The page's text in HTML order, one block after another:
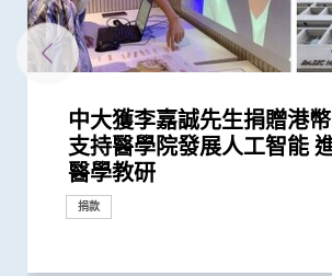
中大獲李嘉誠先生捐贈港
支持醫學院發展人工智能
醫學教研
捐款
香港中文大學感謝李嘉誠先
捐助3千萬港元提升中大李
學研究所科研空間及設施
捐款
中大研究揭示嬰兒早期表觀
腸道微生態 或影響日後腦
研究
中大首創透過調節腸道菌
兒童焦慮及感官過敏症狀
研究
中大研究指出過度清潔消毒
過敏症風險
研究
中大醫學院研究指出腸道益
鏈脂肪酸 能提升免疫力對
他病毒感染
研究
中大利用腸道微生物辨別慢
研究
中大研究揭示患妊娠糖尿病
生態改變 影響嬰兒早期神
研究
中大利用腸道微生物開發精
自閉症有助及早評估自閉
導臨床研究顯示調節腸道微
研究
陳家亮教授獲頒「光華工
中國工程界最高榮譽 本屆
生」領域唯一香港學者
獎項及榮譽
中大醫學院兩學者當選歐洲
院士 成2024年「醫學及獸
有來自香港的學者
獎項及榮譽
陳德章教授獲歐洲腫瘤學會
成就獎」 表彰其對全球鼻
領導地位及重大貢獻
獎項及榮譽
中大醫學院一期臨床研究中
年 完成逾150項早期臨床試
症及糖尿病患者確立新治療
研究
中大醫學院建立國際認可
推動香港成為大灣區新醫
里程碑
中大醫學院大型臨床研究證
囊活菌配方SIM01有效紓緩
研究
中大醫學院腸胃科率領全球
定臨床指引 以「非入侵性
物」篩查大腸癌
研究
中大醫學院進行亞洲最大型
推算生殖系統徵狀如性功能
40萬港人
研究
中大醫學院就行政長官今日
發表2022施政報告的回應
回應
中大醫學院獲醫管局支持開
大型長新冠研究 協助政府
的長新冠醫療服務
研究
中大醫學院就2022-23財政
應
回應
澄清 -- 中大醫學院澄清啟事
回應
中大嶄新技術 以糞便細菌
腸癌及瘜肉復發 靈敏度逾
研究
中大醫學院研究指出優化腸
望提升新冠疫苗安全及成效
研究
中大發現新冠患者的腸道內
免疫力的益菌 八成新冠患
新冠」症狀 腸道微生態失衡
研究
四成港人腸道微生態失衡情
者類似 中大研發「微生態
方」證有效促進新冠患者康
研究
中大證新冠嬰孩患者糞便
隱形傳播者 成立新冠病毒
力為嬰幼兒作糞便檢測
研究
中大全球首證新冠患者腸道
衡狀況 成功研發益生菌配
微生態 有望增強免疫力
研究
中大醫學院為機場抵港人士
便檢測服務 首階段以兒童
標 助揪出感染新型冠狀病
臨床服務
中大發現新型冠狀病毒於呼
仍存留於糞便 計劃為檢疫
士化驗糞便 及早揪出「隱
研究
嬰兒腸道菌群影響一生 中
「三歲定八十」之謎
研究
中大將開展最新「細胞治療
首階段引入CAR-T治療血
研究
李嘉誠基金會啟動《愛能助
項目 資助兒童罕見癌症
捐款
「香港中文大學卓越兒童健
正式成立 結合全球跨學科
童健康和福祉
健康推廣計劃
陳家亮教授成首位華人獲頒
科醫學院國際領袖大獎」
獎項及榮譽
中大成立亞洲首間「微生物
中心」
研究
中大率先將「文物觀賞」融
效法耶魯醫學院模式 提升
能力 裨益臨床診症
教育
中大率跨國研究證實免疫療
咽癌病人有效
研究
第十屆華人地區醫護人員紓
會 以「承傳．創新」為題
展及未來挑戰
研討會
中大公布世界首個全球「炎
於本世紀發病率及流行率系
究 發現本港發病率於過去
研究
中大成功破解鼻咽癌全基
破性結果有助發展個人化
研究
第九屆華人地區醫護人員紓
會 「紓緩治療普及化：共
來」
研討會
中大公布全球首項「針對亞
腸道出血」的新發現 停服
增加患嚴重心血管疾病及死
研究
第八屆華人地區醫護人員紓
會 探討香港紓緩治療服務
戰
研討會
中大盧煜明教授奪費薩爾國
獎
獎項及榮譽
中大成立一期臨床研究中
新藥開發
研究
第六屆華人地區醫護人員紓
會 重點探討老年癌症病人
研討會
中大發現四成冠心病高危人
癌前期腫瘤
研究
大腸癌將成為香港頭號癌
大腸膠囊內視鏡助預防大
外科創新技術
中大發現本港三成無病徵的
有大腸癌前期腫瘤
研究
中大引進雙球小腸鏡治療
臨床服務
中大首創大腸瘜肉預測指數
癌
臨床服務